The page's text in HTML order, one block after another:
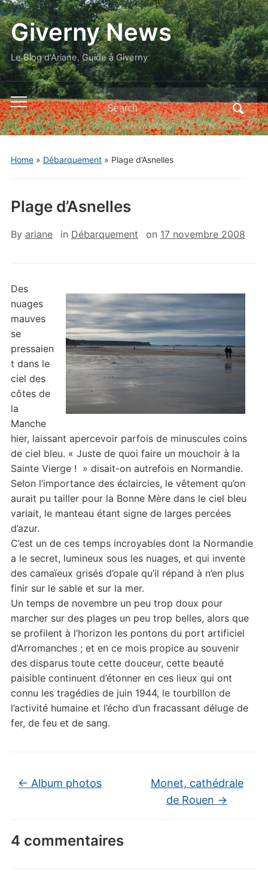
Giverny News
Le Blog d'Ariane, Guide à Giverny
Toggle
mobile
menu
Search
for:
Home» Débarquement» Plage d’Asnelles
Plage d’Asnelles
By ariane in Débarquement on 17 novembre 2008
Des
nuages
mauves
se
pressaien
t dans le
ciel des
côtes de
la
Manche
hier, laissant apercevoir parfois de minuscules coins
de ciel bleu. « Juste de quoi faire un mouchoir à la
Sainte Vierge ! » disait-on autrefois en Normandie.
Selon l’importance des éclaircies, le vêtement qu’on
aurait pu tailler pour la Bonne Mère dans le ciel bleu
variait, le manteau étant signe de larges percées
d’azur.
C’est un de ces temps incroyables dont la Normandie
a le secret, lumineux sous les nuages, et qui invente
des camaïeux grisés d’opale qu’il répand à n’en plus
finir sur le sable et sur la mer.
Un temps de novembre un peu trop doux pour
marcher sur des plages un peu trop belles, alors que
se profilent à l’horizon les pontons du port artificiel
d’Arromanches ; et en ce mois propice au souvenir
des disparus toute cette douceur, cette beauté
paisible continuent d’étonner en ces lieux qui ont
connu les tragédies de juin 1944, le tourbillon de
l’activité humaine et l’écho d’un fracassant déluge de
fer, de feu et de sang.
← Album photos
Monet, cathédrale
de Rouen →
4 commentaires